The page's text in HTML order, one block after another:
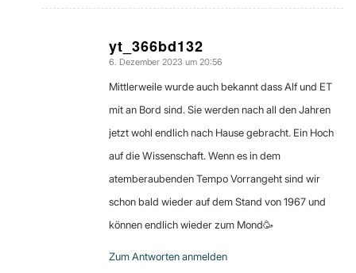
yt_366bd132
sagte:
6. Dezember 2023 um 20:56
Mittlerweile wurde auch bekannt dass Alf und ET
mit an Bord sind. Sie werden nach all den Jahren
jetzt wohl endlich nach Hause gebracht. Ein Hoch
auf die Wissenschaft. Wenn es in dem
atemberaubenden Tempo Vorrangeht sind wir
schon bald wieder auf dem Stand von 1967 und
können endlich wieder zum Mond🥳
Zum Antworten anmelden